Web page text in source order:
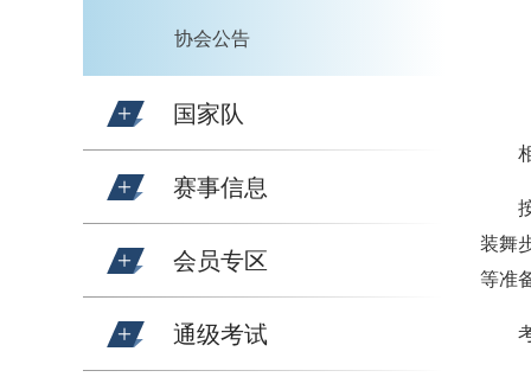
协会公告
国家队
赛事信息
会员专区
通级考试
装舞
等准